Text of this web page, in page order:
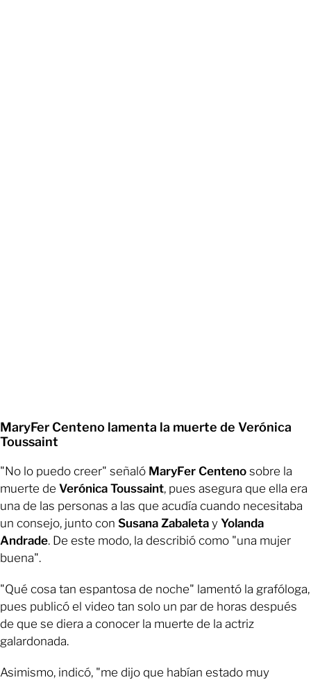
MaryFer Centeno lamenta la muerte de Verónica
Toussaint
"No lo puedo creer" señaló MaryFer Centeno sobre la
muerte de Verónica Toussaint, pues asegura que ella era
una de las personas a las que acudía cuando necesitaba
un consejo, junto con Susana Zabaleta y Yolanda
Andrade. De este modo, la describió como "una mujer
buena".
"Qué cosa tan espantosa de noche" lamentó la grafóloga,
pues publicó el video tan solo un par de horas después
de que se diera a conocer la muerte de la actriz
galardonada.
Asimismo, indicó, "me dijo que habían estado muy